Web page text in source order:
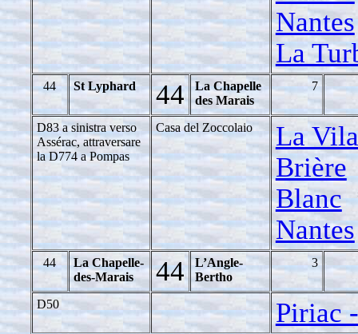
Nantes
La
44 St Lyphard 44
La Chapelle
des Marais
7
D83 a sinistra verso
Assérac, attraversare
la D774 a Pompas
Casa del Zoccolaio
La
Brière
Blanc
Nantes
44
La Chapelle-
des-Marais
44
L’Angle-
Bertho
3
D50 Piriac